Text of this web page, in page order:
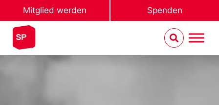
Mitglied werden Spenden